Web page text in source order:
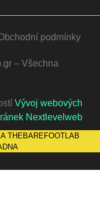
podmínky
– Všechna
Vývoj webových
Nextlevelweb
THEBAREFOOTLAB